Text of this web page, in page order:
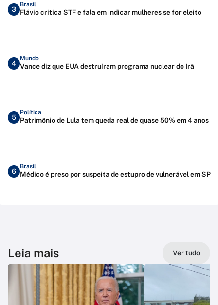
3
Brasil
Flávio critica STF e fala em indicar mulheres se for eleito
4
Mundo
Vance diz que EUA destruíram programa nuclear do Irã
5
Política
Patrimônio de Lula tem queda real de quase 50% em 4 anos
6
Brasil
Médico é preso por suspeita de estupro de vulnerável em SP
Leia mais Ver tudo